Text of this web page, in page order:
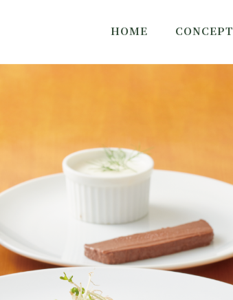
HOME CONCEPT